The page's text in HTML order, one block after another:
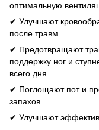
оптимальную
✔ Улучшают
после травм
✔ Предотвращают
поддержку ног и
всего дня
✔ Поглощают пот и
запахов
✔ Улучшают